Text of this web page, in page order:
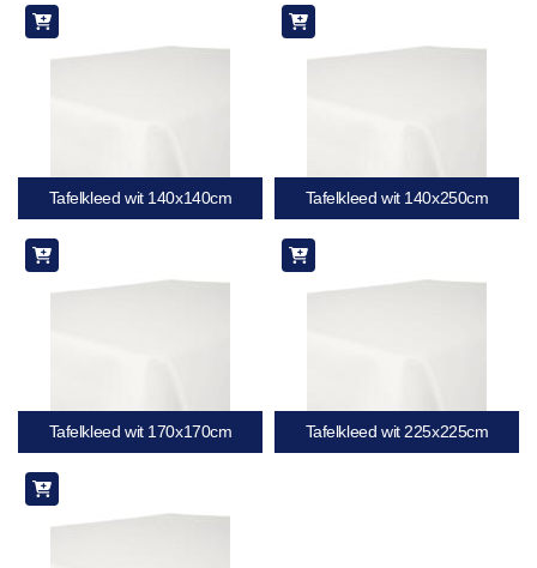
Tafelkleed wit 140x140cm Tafelkleed wit 140x250cm
Tafelkleed wit 170x170cm Tafelkleed wit 225x225cm